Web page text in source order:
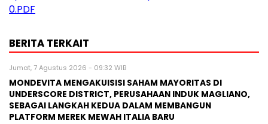
0.PDF
BERITA TERKAIT
Jumat, 7 Agustus 2026 - 09:32 WIB
MONDEVITA MENGAKUISISI SAHAM MAYORITAS DI
UNDERSCORE DISTRICT, PERUSAHAAN INDUK MAGLIANO,
SEBAGAI LANGKAH KEDUA DALAM MEMBANGUN
PLATFORM MEREK MEWAH ITALIA BARU